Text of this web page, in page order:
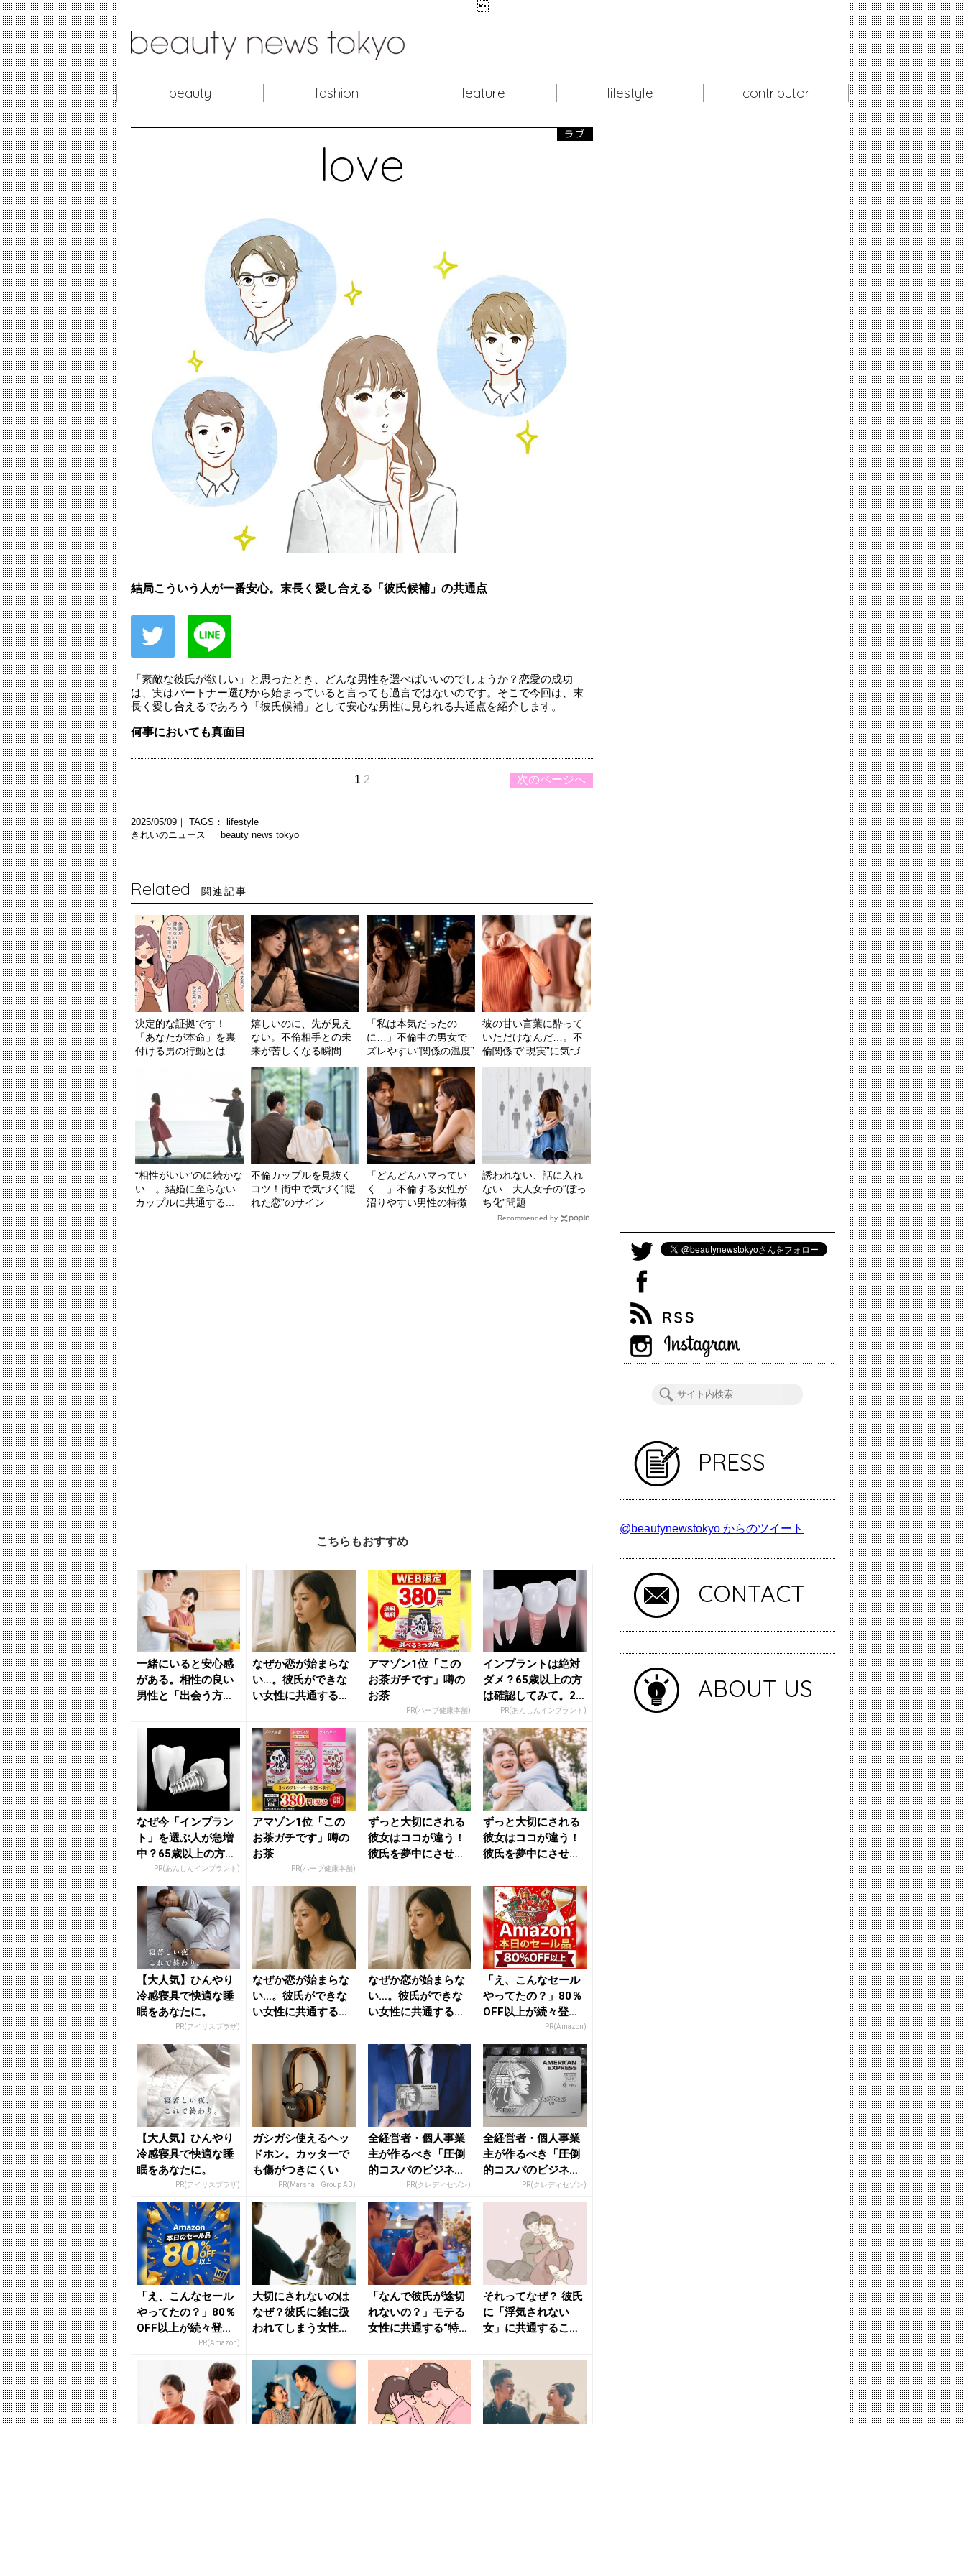

beauty fashion feature lifestyle contributor
love
ラブ
結局こういう人が一番安心。末長く愛し合える「彼氏候補」の共通点
「素敵な彼氏が欲しい」と思ったとき、どんな男性を選べばいいのでしょうか？恋愛の成功
は、実はパートナー選びから始まっていると言っても過言ではないのです。そこで今回は、末
長く愛し合えるであろう「彼氏候補」として安心な男性に見られる共通点を紹介します。
何事においても真面目
次のページへ
1 2
2025/05/09｜ TAGS：
lifestyle
きれいのニュース ｜
beauty news tokyo
Related 関連記事
決定的な証拠です！
「あなたが本命」を裏
付ける男の行動とは
嬉しいのに、先が見え
ない。不倫相手との未
来が苦しくなる瞬間
「私は本気だったの
に…」不倫中の男女で
ズレやすい“関係の温度”
彼の甘い言葉に酔って
いただけなんだ…。不
倫関係で“現実”に気づ...
“相性がいい”のに続かな
い…。結婚に至らない
カップルに共通する...
不倫カップルを見抜く
コツ！街中で気づく“隠
れた恋”のサイン
「どんどんハマってい
く…」不倫する女性が
沼りやすい男性の特徴
誘われない、話に入れ
ない…大人女子の“ぼっ
ち化”問題
Recommended by
こちらもおすすめ
一緒にいると安心感
がある。相性の良い
男性と「出会う方
ニュー...
なぜか恋が始まらな
い…。彼氏ができな
い女性に共通する
ニュー...
アマゾン1位「この
お茶ガチです」噂の
お茶
PR(ハーブ健康本舗)
インプラントは絶対
ダメ？65歳以上の方
は確認してみて。20
名の歯科医師監修の
ガイ...
PR(あんしんインプラント)
なぜ今「インプラン
ト」を選ぶ人が急増
中？65歳以上の方は
要確認。抜けた歯の
放置は...
PR(あんしんインプラント)
アマゾン1位「この
お茶ガチです」噂の
お茶
PR(ハーブ健康本舗)
ずっと大切にされる
彼女はココが違う！
彼氏を夢中にさせる
れい...
ずっと大切にされる
彼女はココが違う！
彼氏を夢中にさせる
れい...
【大人気】ひんやり
冷感寝具で快適な睡
眠をあなたに。
PR(アイリスプラザ)
なぜか恋が始まらな
い…。彼氏ができな
い女性に共通する
ニュー...
なぜか恋が始まらな
い…。彼氏ができな
い女性に共通する
ニュー...
「え、こんなセール
やってたの？」80％
OFF以上が続々登
場！Amazonの本気
が...
PR(Amazon)
【大人気】ひんやり
冷感寝具で快適な睡
眠をあなたに。
PR(アイリスプラザ)
ガシガシ使えるヘッ
ドホン。カッターで
も傷がつきにくい
PR(Marshall Group AB)
全経営者・個人事業
主が作るべき「圧倒
的コスパのビジネス
カード」PR(クレディセゾン)
全経営者・個人事業
主が作るべき「圧倒
的コスパのビジネス
カード」PR(クレディセゾン)
「え、こんなセール
やってたの？」80％
OFF以上が続々登
場！Amazonの本気
PR(Amazon)
大切にされないのは
なぜ？彼氏に雑に扱
われてしまう女性の
のニ...
「なんで彼氏が途切
れないの？」モテる
女性に共通する“特
ス...
それってなぜ？ 彼氏
に「浮気されない
女」に共通すること
｜b...
PRESS
@beautynewstokyo からのツイート
CONTACT
ABOUT US